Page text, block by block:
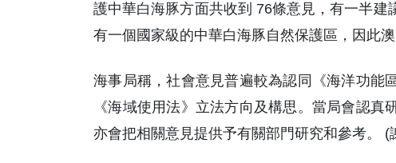
護中華白海豚方面共收到 76條意見，有一半
有一個國家級的中華白海豚自然保護區，因此澳
海事局稱，社會意見普遍較為認同《海洋功能
《海域使用法》立法方向及構思。當局會認真
亦會把相關意見提供予有關部門研究和參考。